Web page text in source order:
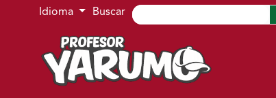
Ir al menú de navegación principal
Ir al contenido principal
Ir al pie de página del sitio
Idioma Buscar